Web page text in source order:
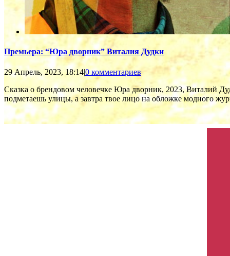
Премьера: “Юра дворник” Виталия Дудки
29 Апрель, 2023, 18:14|0 комментариев
Сказка о брендовом человечке Юра дворник, 2023, Виталий
подметаешь улицы, а завтра твое лицо на обложке модного